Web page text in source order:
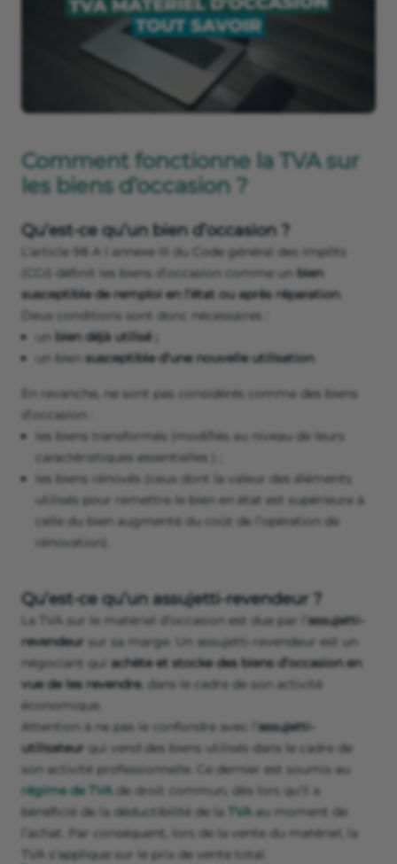
Comment fonctionne la TVA sur
les biens d’occasion ?
Qu’est-ce qu’un bien d’occasion ?
L’article 98 A I annexe III du Code général des impôts
(CGI) définit les biens d’occasion comme un bien
susceptible de remploi en l’état ou après réparation.
Deux conditions sont donc nécessaires :
un bien déjà utilisé ;
un bien susceptible d’une nouvelle utilisation.
En revanche, ne sont pas considérés comme des biens
d’occasion :
les biens transformés (modifiés au niveau de leurs
caractéristiques essentielles ) ;
les biens rénovés (ceux dont la valeur des éléments
utilisés pour remettre le bien en état est supérieure à
celle du bien augmenté du coût de l’opération de
rénovation).
Qu’est-ce qu’un assujetti-revendeur ?
La TVA sur le matériel d’occasion est due par l’ assujetti-
revendeur sur sa marge. Un assujetti-revendeur est un
négociant qui achète et stocke des biens d’occasion en
vue de les revendre, dans le cadre de son activité
économique.
Attention à ne pas le confondre avec l’ assujetti-
utilisateur qui vend des biens utilisés dans le cadre de
son activité professionnelle. Ce dernier est soumis au
régime de TVAde droit commun, dès lors qu’il a
bénéficié de la déductibilité de la TVA au moment de
l’achat. Par conséquent, lors de la vente du matériel, la
TVA s’applique sur le prix de vente total.